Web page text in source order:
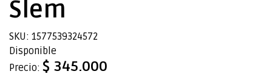
Slem
SKU: 1577539324572
Disponible
Precio: $ 345.000